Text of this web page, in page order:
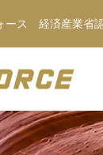
ース 経済産業省